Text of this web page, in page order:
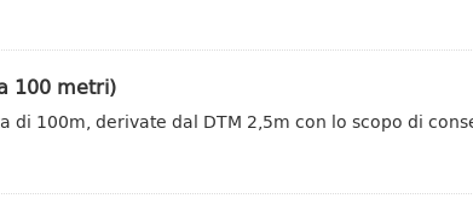
100 metri)
di 100m, derivate dal DTM 2,5m con lo scopo di